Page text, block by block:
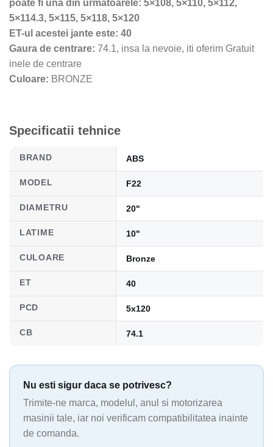
poate fi una din urmatoarele: 5×108, 5×110, 5×112,
5×114.3, 5×115, 5×118, 5×120
ET-ul acestei jante este: 40
Gaura de centrare: 74.1, insa la nevoie, iti oferim Gratuit
inele de centrare
Culoare: BRONZE
Specificatii tehnice
BRAND ABS
MODEL F22
DIAMETRU 20"
LATIME 10"
CULOARE Bronze
ET 40
PCD 5x120
CB 74.1
Nu esti sigur daca se potrivesc?
Trimite-ne marca, modelul, anul si motorizarea
masinii tale, iar noi verificam compatibilitatea inainte
de comanda.